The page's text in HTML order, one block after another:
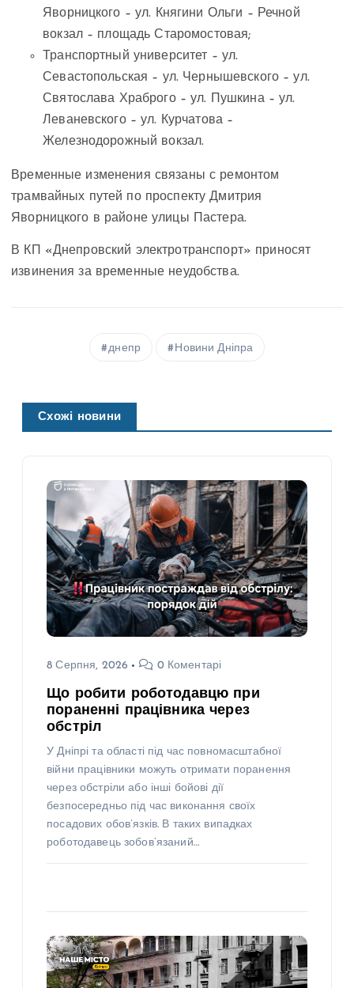
Яворницкого – ул. Княгини Ольги – Речной
вокзал – площадь Старомостовая;
Транспортный университет – ул.
Севастопольская – ул. Чернышевского – ул.
Святослава Храброго – ул. Пушкина – ул.
Леваневского – ул. Курчатова –
Железнодорожный вокзал.
Временные изменения связаны с ремонтом
трамвайных путей по проспекту Дмитрия
Яворницкого в районе улицы Пастера.
В КП «Днепровский электротранспорт» приносят
извинения за временные неудобства.
днепр Новини Дніпра
Схожі новини
8 Серпня, 2026 0 Коментарі
Що робити роботодавцю при
пораненні працівника через
обстріл
У Дніпрі та області під час повномасштабної
війни працівники можуть отримати поранення
через обстріли або інші бойові дії
безпосередньо під час виконання своїх
посадових обов’язків. В таких випадках
роботодавець зобов’язаний…